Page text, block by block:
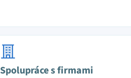
Spolupráce s firmami